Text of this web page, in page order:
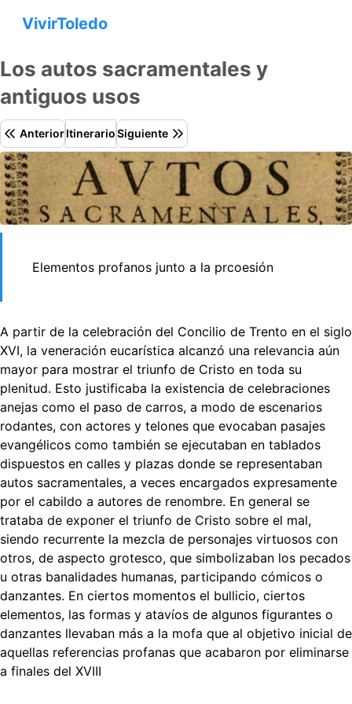
VivirToledo
Los autos sacramentales y
antiguos usos
AnteriorItinerarioSiguiente
Elementos profanos junto a la prcoesión
A partir de la celebración del Concilio de Trento en el siglo
XVI, la veneración eucarística alcanzó una relevancia aún
mayor para mostrar el triunfo de Cristo en toda su
plenitud. Esto justificaba la existencia de celebraciones
anejas como el paso de carros, a modo de escenarios
rodantes, con actores y telones que evocaban pasajes
evangélicos como también se ejecutaban en tablados
dispuestos en calles y plazas donde se representaban
autos sacramentales, a veces encargados expresamente
por el cabildo a autores de renombre. En general se
trataba de exponer el triunfo de Cristo sobre el mal,
siendo recurrente la mezcla de personajes virtuosos con
otros, de aspecto grotesco, que simbolizaban los pecados
u otras banalidades humanas, participando cómicos o
danzantes. En ciertos momentos el bullicio, ciertos
elementos, las formas y atavíos de algunos figurantes o
danzantes llevaban más a la mofa que al objetivo inicial de
aquellas referencias profanas que acabaron por eliminarse
a finales del XVIII